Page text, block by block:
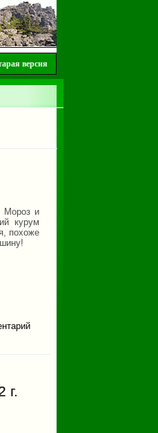
версия
Мороз и
курум
похоже
на Мунку-
г.